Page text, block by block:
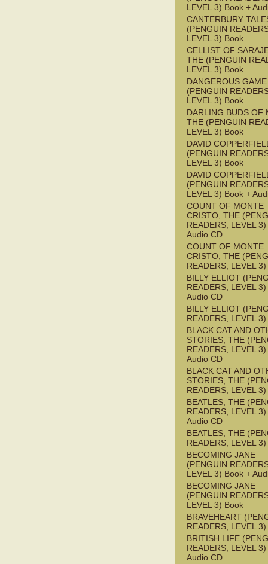
LEVEL 3) Book +
CANTERBURY
(PENGUIN
LEVEL 3) Book
CELLIST OF
THE (PENGUIN
LEVEL 3) Book
DANGEROUS GAME
(PENGUIN
LEVEL 3) Book
DARLING BUDS OF
THE (PENGUIN
LEVEL 3) Book
DAVID
(PENGUIN
LEVEL 3) Book
DAVID
(PENGUIN
LEVEL 3) Book +
COUNT OF MONTE
CRISTO, THE
READERS, LEVEL
Audio CD
COUNT OF MONTE
CRISTO, THE
READERS, LEVEL
BILLY ELLIOT
READERS, LEVEL
Audio CD
BILLY ELLIOT
READERS, LEVEL
BLACK CAT AND
STORIES, THE
READERS, LEVEL
Audio CD
BLACK CAT AND
STORIES, THE
READERS, LEVEL
BEATLES, THE
READERS, LEVEL
Audio CD
BEATLES, THE
READERS, LEVEL
BECOMING JANE
(PENGUIN
LEVEL 3) Book +
BECOMING JANE
(PENGUIN
LEVEL 3) Book
BRAVEHEART
READERS, LEVEL
BRITISH LIFE
READERS, LEVEL
Audio CD